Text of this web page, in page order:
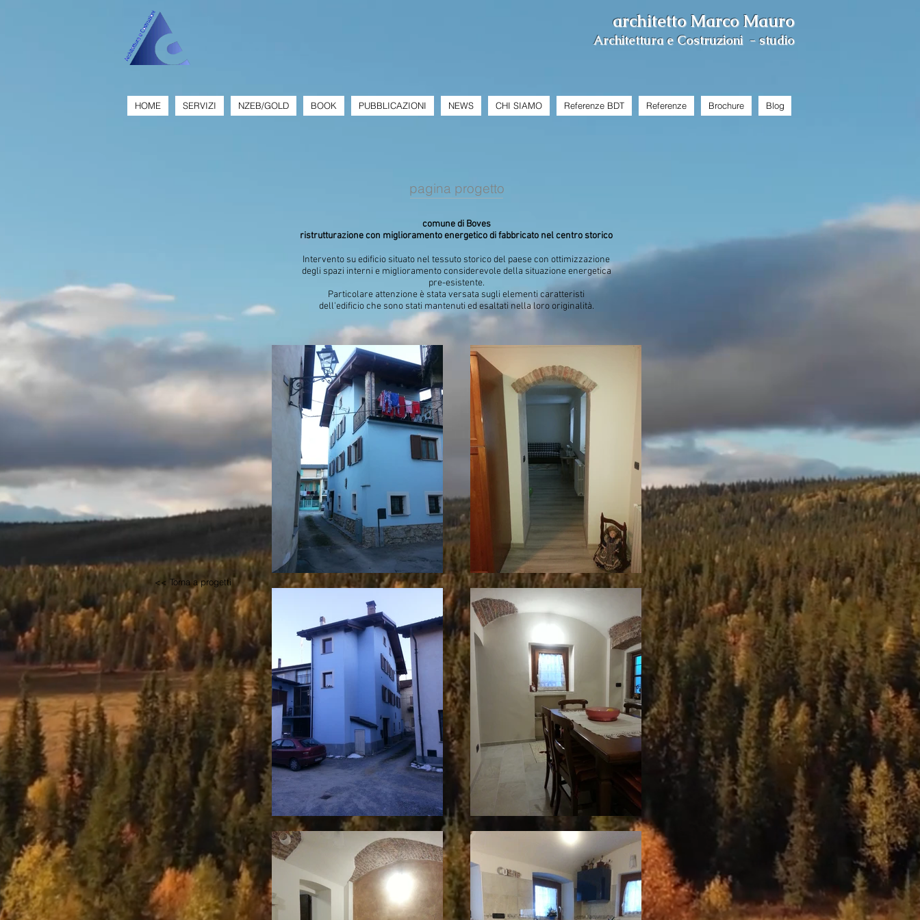
architetto Marco Mauro
Architettura e Costruzioni - studio
HOME SERVIZI NZEB/GOLD BOOK PUBBLICAZIONI NEWS CHI SIAMO Referenze BDT Referenze Brochure Blog
pagina progetto
comune di Boves
ristrutturazione con miglioramento energetico di fabbricato nel centro storico
Intervento su edificio situato nel tessuto storico del paese con ottimizzazione
degli spazi interni e miglioramento considerevole della situazione energetica
pre-esistente.
Particolare attenzione è stata versata sugli elementi caratteristi
dell'edificio che sono stati mantenuti ed esaltati nella loro originalità.
<< Torna a progetti